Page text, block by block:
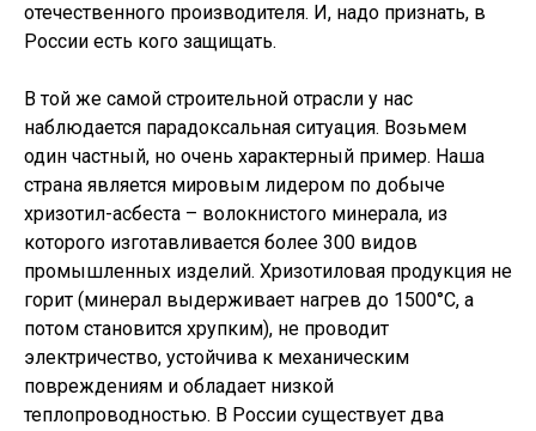
отечественного производителя. И, надо признать, в
России есть кого защищать.
В той же самой строительной отрасли у нас
наблюдается парадоксальная ситуация. Возьмем
один частный, но очень характерный пример. Наша
страна является мировым лидером по добыче
хризотил-асбеста – волокнистого минерала, из
которого изготавливается более 300 видов
промышленных изделий. Хризотиловая продукция не
горит (минерал выдерживает нагрев до 1500°С, а
потом становится хрупким), не проводит
электричество, устойчива к механическим
повреждениям и обладает низкой
теплопроводностью. В России существует два